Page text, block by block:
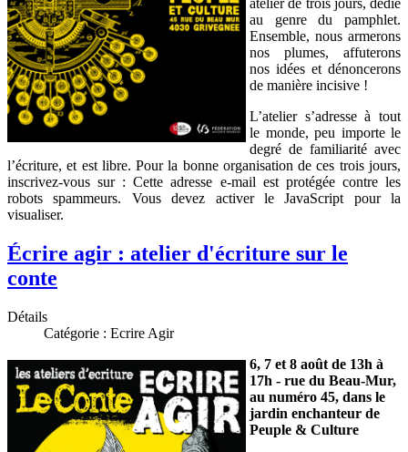
atelier de trois jours, dédié
au genre du pamphlet.
Ensemble, nous armerons
nos plumes, affuterons
nos idées et dénoncerons
de manière incisive !
L’atelier s’adresse à tout
le monde, peu importe le
degré de familiarité avec
l’écriture, et est libre. Pour la bonne organisation de ces trois jours,
inscrivez-vous sur :Cette adresse e-mail est protégée contre les
robots spammeurs. Vous devez activer le JavaScript pour la
visualiser.
Écrire agir : atelier d'écriture sur le
conte
Détails
Catégorie : Ecrire Agir
6, 7 et 8 août de 13h à
17h - rue du Beau-Mur,
au numéro 45, dans le
jardin enchanteur de
Peuple & Culture